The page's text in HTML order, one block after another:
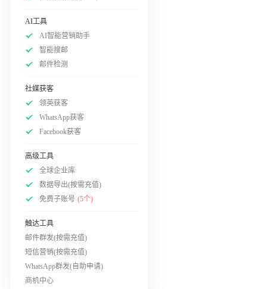
AI工具
AI智能营销助手
智能搜邮
邮件检测
社媒获客
领英获客
WhatsApp获客
Facebook获客
高级工具
全球企业库
数据导出(按需充值)
免费子账号 (5个)
触达工具
邮件群发(按需充值)
短信营销(按需充值)
WhatsApp群发(自助申请)
商机中心